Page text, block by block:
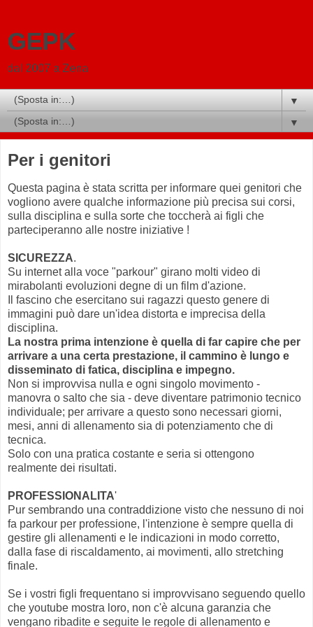
GEPK
dal 2007 a Zena
▼
▼
Per i genitori
Questa pagina è stata scritta per informare quei genitori che
vogliono avere qualche informazione più precisa sui corsi,
sulla disciplina e sulla sorte che toccherà ai figli che
parteciperanno alle nostre iniziative !
SICUREZZA.
Su internet alla voce "parkour" girano molti video di
mirabolanti evoluzioni degne di un film d'azione.
Il fascino che esercitano sui ragazzi questo genere di
immagini può dare un'idea distorta e imprecisa della
disciplina.
La nostra prima intenzione è quella di far capire che per
arrivare a una certa prestazione, il cammino è lungo e
disseminato di fatica, disciplina e impegno.
Non si improvvisa nulla e ogni singolo movimento -
manovra o salto che sia - deve diventare patrimonio tecnico
individuale; per arrivare a questo sono necessari giorni,
mesi, anni di allenamento sia di potenziamento che di
tecnica.
Solo con una pratica costante e seria si ottengono
realmente dei risultati.
PROFESSIONALITA'
Pur sembrando una contraddizione visto che nessuno di noi
fa parkour per professione, l'intenzione è sempre quella di
gestire gli allenamenti e le indicazioni in modo corretto,
dalla fase di riscaldamento, ai movimenti, allo stretching
finale.
Se i vostri figli frequentano si improvvisano seguendo quello
che youtube mostra loro, non c'è alcuna garanzia che
vengano ribadite e seguite le regole di allenamento e